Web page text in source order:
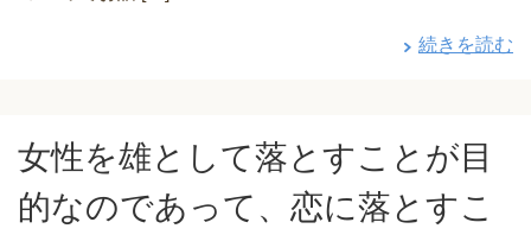
続きを読む
女性を雄として落とすことが目
的なのであって、恋に落とすこ